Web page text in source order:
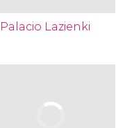
Palacio Lazienki